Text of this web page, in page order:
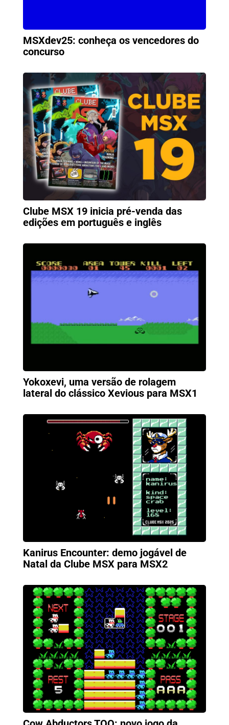
MSXdev25: conheça os vencedores do
concurso
Clube MSX 19 inicia pré-venda das
edições em português e inglês
Yokoxevi, uma versão de rolagem
lateral do clássico Xevious para MSX1
Kanirus Encounter: demo jogável de
Natal da Clube MSX para MSX2